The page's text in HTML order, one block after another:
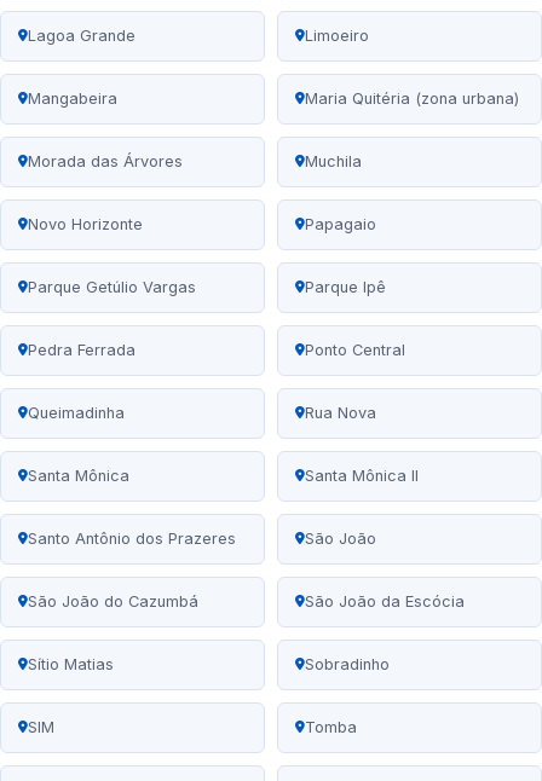
Lagoa Grande Limoeiro
Mangabeira Maria Quitéria (zona urbana)
Morada das Árvores Muchila
Novo Horizonte Papagaio
Parque Getúlio Vargas Parque Ipê
Pedra Ferrada Ponto Central
Queimadinha Rua Nova
Santa Mônica Santa Mônica II
Santo Antônio dos Prazeres São João
São João do Cazumbá São João da Escócia
Sítio Matias Sobradinho
SIM Tomba